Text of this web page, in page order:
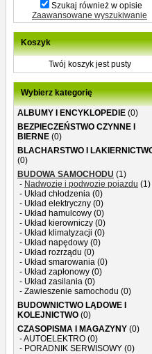
Szukaj również w opisie
Zaawansowane wyszukiwanie
Koszyk
Twój koszyk jest pusty
Wybierz kategorię
ALBUMY I ENCYKLOPEDIE (0)
BEZPIECZEŃSTWO CZYNNE I
BIERNE (0)
BLACHARSTWO I
(0)
BUDOWA SAMOCHODU (1)
- Nadwozie i podwozie pojazdu (1)
- Układ chłodzenia (0)
- Układ elektryczny (0)
- Układ hamulcowy (0)
- Układ kierowniczy (0)
- Układ klimatyzacji (0)
- Układ napędowy (0)
- Układ rozrządu (0)
- Układ smarowania (0)
- Układ zapłonowy (0)
- Układ zasilania (0)
- Zawieszenie samochodu (0)
BUDOWNICTWO LĄDOWE I
KOLEJNICTWO (0)
CZASOPISMA I MAGAZYNY (0)
- AUTOELEKTRO (0)
- PORADNIK SERWISOWY (0)